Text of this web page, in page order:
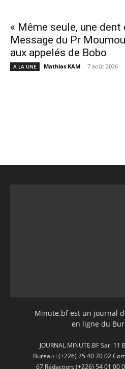
« Même seule, une dent
Message du Pr
aux appelés de Bobo
A LA UNE Mathias KAM - 7 août 2026
Minute.bf est un journal
en ligne du
JOURNAL MINUTE.BF Sarl 11
Bureau : (+226) 25 40 70 02
67 Rédaction: (+226) 54 01 00